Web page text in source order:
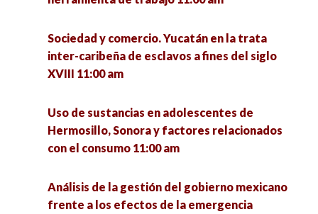
Instituciones de Educación Superior. 5:00 pm
La perspectiva de género. Relevancia y
universidad 5:00 pm
¿Qué se investiga hoy en un doctorado en
Remembranza de la vida y obra del Dr. Eligio
emergente de transferencia de conocimiento
ante la pandemia del COVID-19 en Jalisco 11:00
Violencia contra la mujer por cuestiones de
género, visibilizando lo invisible 11:30 am
pandemia Covid-19 11:45 am
Sociedad y comercio. Yucatán en la trata
inter-caribeña de esclavos a fines del siglo
XVIII 11:00 am
Uso de sustancias en adolescentes de
Hermosillo, Sonora y factores relacionados
con el consumo 11:00 am
Análisis de la gestión del gobierno mexicano
frente a los efectos de la emergencia